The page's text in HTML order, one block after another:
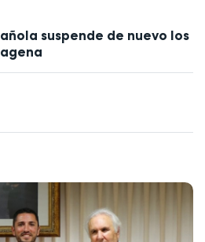
suspende de nuevo los